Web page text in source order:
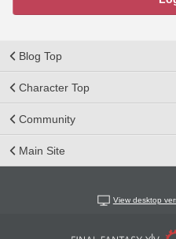
Blog Top
Character Top
Community
Main Site
View desktop